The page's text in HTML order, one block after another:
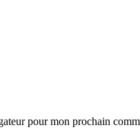
pour mon prochain